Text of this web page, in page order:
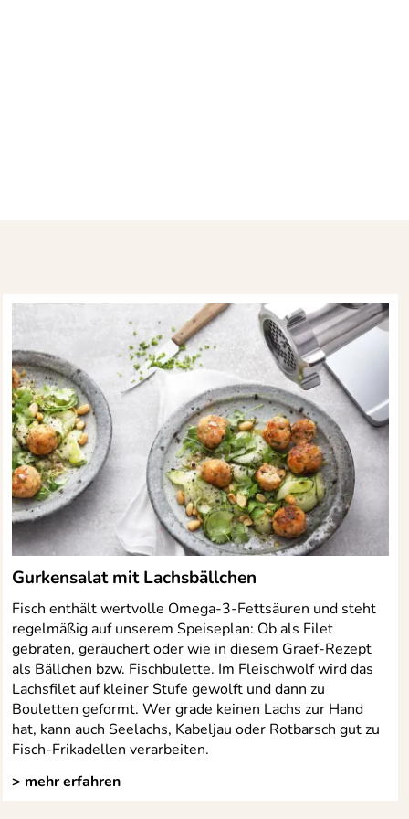
Gurkensalat mit Lachsbällchen
Fisch enthält wertvolle Omega-3-Fettsäuren und steht
regelmäßig auf unserem Speiseplan: Ob als Filet
gebraten, geräuchert oder wie in diesem Graef-Rezept
als Bällchen bzw. Fischbulette. Im Fleischwolf wird das
Lachsfilet auf kleiner Stufe gewolft und dann zu
Bouletten geformt. Wer grade keinen Lachs zur Hand
hat, kann auch Seelachs, Kabeljau oder Rotbarsch gut zu
Fisch-Frikadellen verarbeiten.
> mehr erfahren